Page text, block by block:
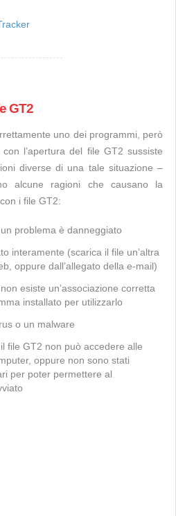
GT2
uno dei programmi, però
l’apertura del file GT2 sussiste
diverse di una tale situazione –
alcune ragioni che causano la
i file GT2:
problema è danneggiato
interamente (scarica il file un’altra
oppure dall’allegato della e-mail)
esiste un’associazione corretta
installato per utilizzarlo
o un malware
file GT2 non può accedere alle
oppure non sono stati
per poter permettere al